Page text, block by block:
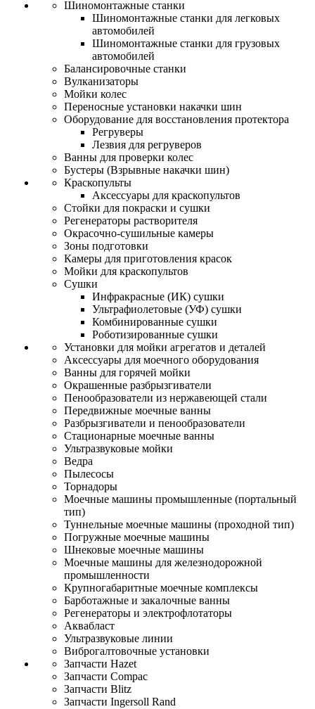
Шиномонтажные станки
Шиномонтажные станки для легковых
автомобилей
Шиномонтажные станки для грузовых
автомобилей
Балансировочные станки
Вулканизаторы
Мойки колес
Переносные установки накачки шин
Оборудование для восстановления протектора
Регруверы
Лезвия для регруверов
Ванны для проверки колес
Бустеры (Взрывные накачки шин)
Краскопульты
Аксессуары для краскопультов
Стойки для покраски и сушки
Регенераторы растворителя
Окрасочно-сушильные камеры
Зоны подготовки
Камеры для приготовления красок
Мойки для краскопультов
Сушки
Инфракрасные (ИК) сушки
Ультрафиолетовые (УФ) сушки
Комбинированные сушки
Роботизированные сушки
Установки для мойки агрегатов и деталей
Аксессуары для моечного оборудования
Ванны для горячей мойки
Окрашенные разбрызгиватели
Пенообразователи из нержавеющей стали
Передвижные моечные ванны
Разбрызгиватели и пенообразователи
Стационарные моечные ванны
Ультразвуковые мойки
Ведра
Пылесосы
Торнадоры
Моечные машины промышленные (портальный
тип)
Туннельные моечные машины (проходной тип)
Погружные моечные машины
Шнековые моечные машины
Моечные машины для железнодорожной
промышленности
Крупногабаритные моечные комплексы
Барботажные и закалочные ванны
Регенераторы и электрофлотаторы
Аквабласт
Ультразвуковые линии
Виброгалтовочные установки
Запчасти Hazet
Запчасти Compac
Запчасти Blitz
Запчасти Ingersoll Rand